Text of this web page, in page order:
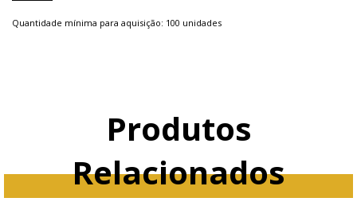
Quantidade mínima para aquisição: 100 unidades
Produtos
Relacionados